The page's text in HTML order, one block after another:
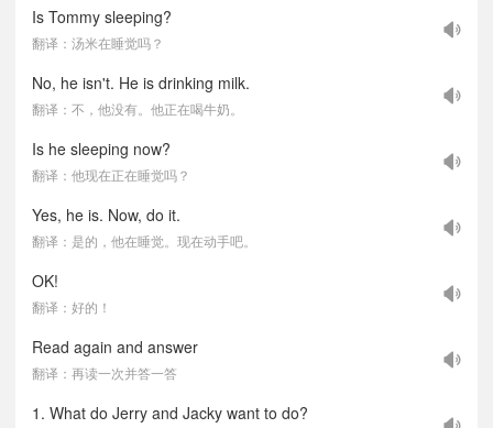
Is Tommy sleeping?
翻译：汤米在睡觉吗？
No, he isn't. He is drinking milk.
翻译：不，他没有。他正在喝牛奶。
Is he sleeping now?
翻译：他现在正在睡觉吗？
Yes, he is. Now, do it.
翻译：是的，他在睡觉。现在动手吧。
OK!
翻译：好的！
Read again and answer
翻译：再读一次并答一答
1. What do Jerry and Jacky want to do?